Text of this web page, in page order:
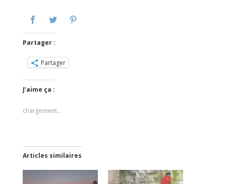
Partager :
Partager
J’aime ça :
chargement…
Articles similaires